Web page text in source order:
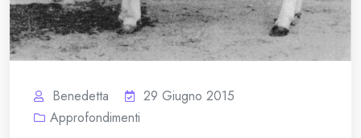
Benedetta
29 Giugno 2015
Approfondimenti